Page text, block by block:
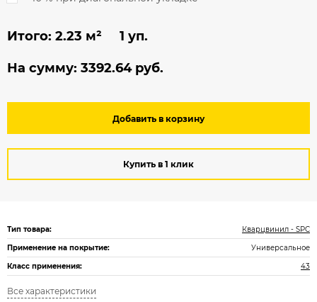
Итого: 2.23 м² 1 уп.
На сумму: 3392.64руб.
Добавить в корзину
Купить в 1 клик
Тип товара:
Кварцвинил - SPC
Применение на покрытие:
Универсальное
Класс применения:
43
Все характеристики